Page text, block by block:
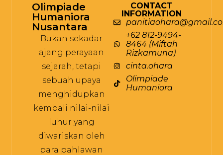
Olimpiade
Humaniora
Nusantara
Bukan sekadar
ajang perayaan
sejarah, tetapi
sebuah upaya
menghidupkan
kembali nilai-nilai
luhur yang
diwariskan oleh
para pahlawan
CONTACT
INFORMATION
+62 812-9494-
8464 (Miftah
Rizkamuna)
cinta.ohara
Olimpiade
Humaniora